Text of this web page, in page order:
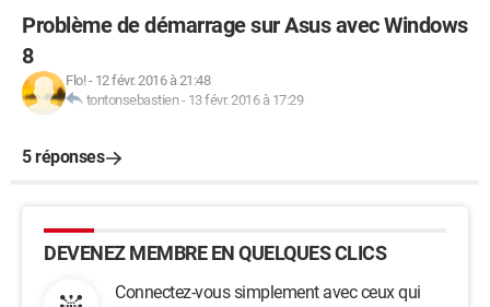
Problème de démarrage sur Asus avec Windows
8
Flo!- 12 févr. 2016 à 21:48
tontonsebastien- 13 févr. 2016 à 17:29
5 réponses
DEVENEZ MEMBRE EN QUELQUES CLICS
Connectez-vous simplement avec ceux qui